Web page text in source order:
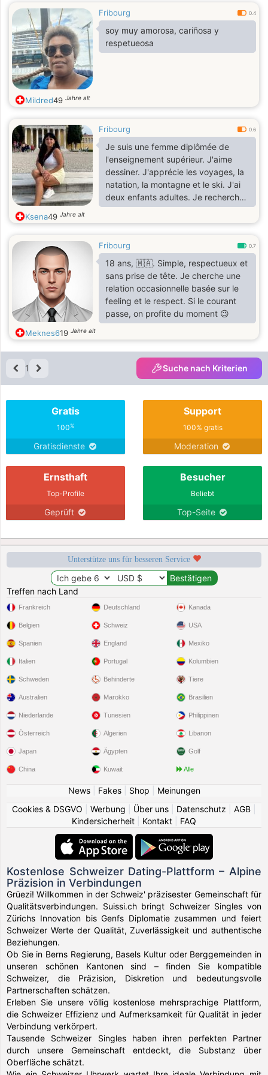
Fribourg 0.4
soy muy amorosa, cariñosa y
respetueosa
Mildred49 Jahre alt
Fribourg 0.6
Je suis une femme diplômée de
l'enseignement supérieur. J'aime
dessiner. J'apprécie les voyages, la
natation, la montagne et le ski. J'ai
deux enfants adultes. Je recherche
un partenaire pour une relation
sérieuse et durable.
Ksena49 Jahre alt
Fribourg 0.7
18 ans, 🇲🇦. Simple, respectueux et
sans prise de tête. Je cherche une
relation occasionnelle basée sur le
feeling et le respect. Si le courant
passe, on profite du moment 😉
Meknes619 Jahre alt
1 Suche nach Kriterien
Gratis
100%
Gratisdienste
Support
100% gratis
Moderation
Ernsthaft
Top-Profile
Geprüft
Besucher
Beliebt
Top-Seite
Unterstütze uns für besseren Service
Treffen nach Land
Frankreich
Belgien
Spanien
Italien
Schweden
Deutschland
Schweiz
England
Portugal
Behinderte
Kanada
USA
Mexiko
Kolumbien
Tiere
Australien
Niederlande
Österreich
Japan
China
Marokko
Tunesien
Algerien
Ägypten
Kuwait
Brasilien
Philippinen
Libanon
Golf
Alle
News| Fakes| Shop
Meinungen
Cookies & DSGVO
Werbung Über uns Datenschutz AGB
Kindersicherheit
Kontakt FAQ
Kostenlose Schweizer Dating-Plattform – Alpine
Präzision in Verbindungen
Grüezi! Willkommen in der Schweiz' präzisester Gemeinschaft für
Qualitätsverbindungen. Suissi.ch bringt Schweizer Singles von
Zürichs Innovation bis Genfs Diplomatie zusammen und feiert
Schweizer Werte der Qualität, Zuverlässigkeit und authentische
Beziehungen.
Ob Sie in Berns Regierung, Basels Kultur oder Berggemeinden in
unseren schönen Kantonen sind – finden Sie kompatible
Schweizer, die Präzision, Diskretion und bedeutungsvolle
Partnerschaften schätzen.
Erleben Sie unsere völlig kostenlose mehrsprachige Plattform,
die Schweizer Effizienz und Aufmerksamkeit für Qualität in jeder
Verbindung verkörpert.
Tausende Schweizer Singles haben ihren perfekten Partner
durch unsere Gemeinschaft entdeckt, die Substanz über
Oberfläche schätzt.